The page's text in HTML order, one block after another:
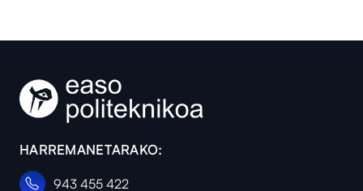
HARREMANETARAKO:
943 455 422